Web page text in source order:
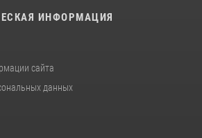
ИНФОРМАЦИЯ
сайта
данных